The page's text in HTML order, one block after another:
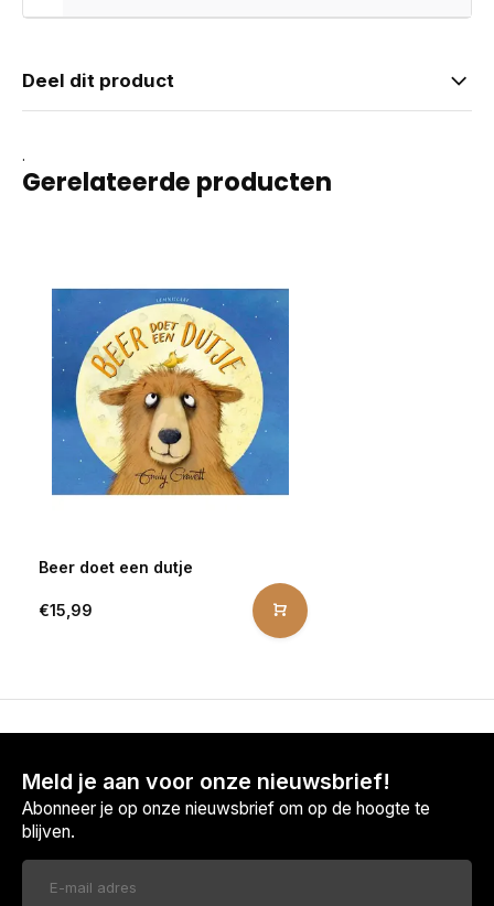
Deel dit product
.
Gerelateerde producten
Beer doet een dutje
€15,99
Meld je aan voor onze nieuwsbrief!
Abonneer je op onze nieuwsbrief om op de hoogte te
blijven.